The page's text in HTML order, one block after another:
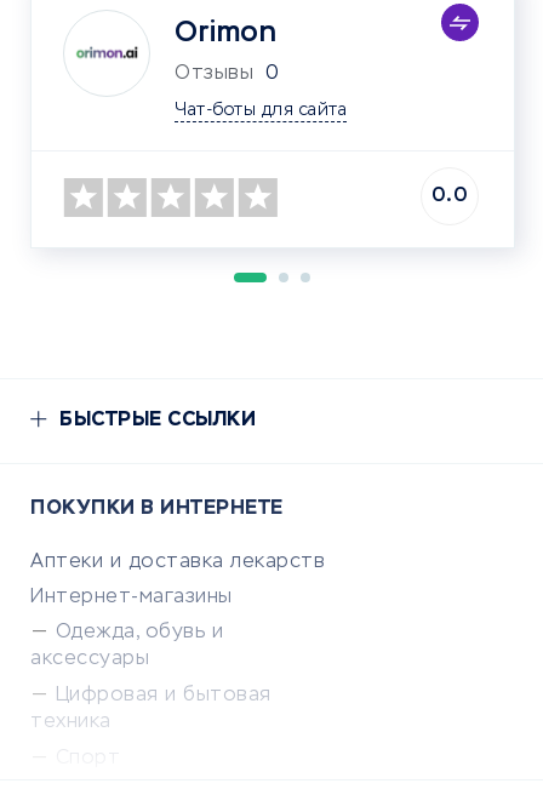
Orimon
Отзывы 0
Чат-боты для сайта
0.0
БЫСТРЫЕ ССЫЛКИ
ПОКУПКИ В ИНТЕРНЕТЕ
Аптеки и доставка лекарств
Интернет-магазины
Одежда, обувь и
аксессуары
Цифровая и бытовая
техника